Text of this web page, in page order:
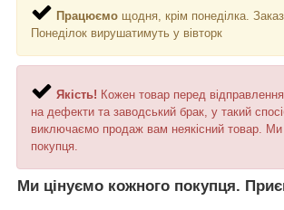
Працюємо щодня, крім понеділка.
Понеділок вирушатимуть у вівторк
Якість! Кожен товар перед
на дефекти та заводський брак, у такий
виключаємо продаж вам неякісний товар. Ми
покупця.
Ми цінуємо кожного покупця.